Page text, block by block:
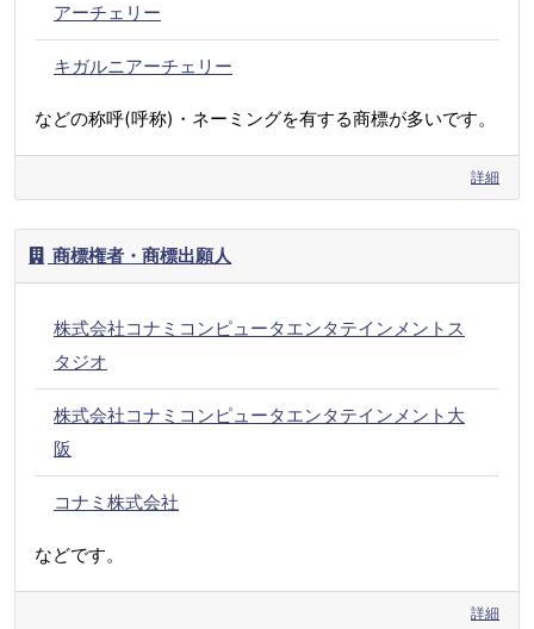
アーチェリー
キガルニアーチェリー
などの称呼(呼称)・ネーミングを有する商標が多いです。
詳細
商標権者・商標出願人
株式会社コナミコンピュータエンタテインメントス
タジオ
株式会社コナミコンピュータエンタテインメント大
阪
コナミ株式会社
などです。
詳細